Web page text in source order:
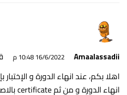
Amaalassadii 16/6/2022 10:48 م
اهلا بكم، عند انهاء الدورة و
انهاء الدورة و من ثم certificate بالاصفر و تصدر الشهادة